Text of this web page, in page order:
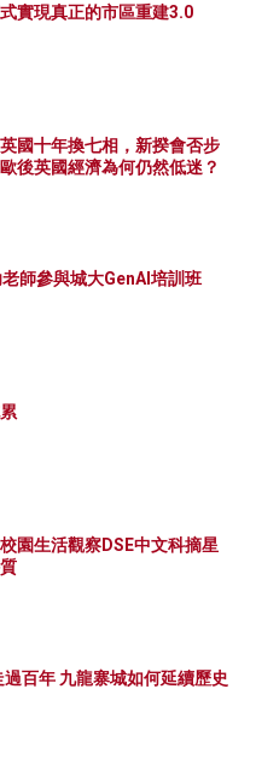
實現真正的市區重建3.0
國十年換七相，新揆會否步
後英國經濟為何仍然低迷？
師參與城大GenAI培訓班
園生活觀察DSE中文科摘星
百年 九龍寨城如何延續歷史